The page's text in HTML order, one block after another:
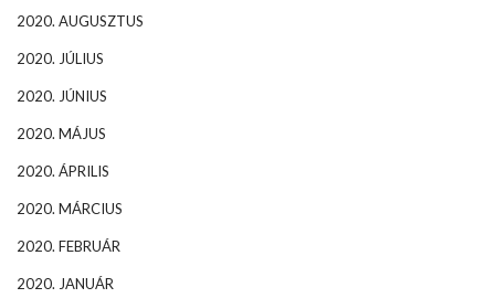
2020. AUGUSZTUS
2020. JÚLIUS
2020. JÚNIUS
2020. MÁJUS
2020. ÁPRILIS
2020. MÁRCIUS
2020. FEBRUÁR
2020. JANUÁR